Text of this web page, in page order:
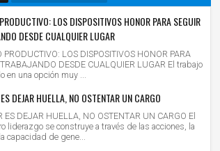
LOS DISPOSITIVOS HONOR PARA SEGUIR
DESDE CUALQUIER LUGAR
PRODUCTIVO: LOS DISPOSITIVOS HONOR PARA
DESDE CUALQUIER LUGAR El trabajo
en una opción muy ...
DEJAR HUELLA, NO OSTENTAR UN CARGO
ES DEJAR HUELLA, NO OSTENTAR UN CARGO El
liderazgo se construye a través de las acciones, la
capacidad de gene...